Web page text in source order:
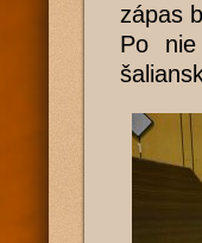
zápas
Po